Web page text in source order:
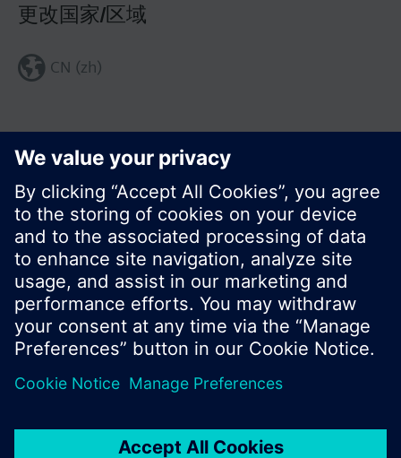
更改国家/区域
CN (zh)